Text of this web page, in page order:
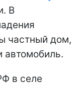
В
частный дом,
автомобиль.
в селе